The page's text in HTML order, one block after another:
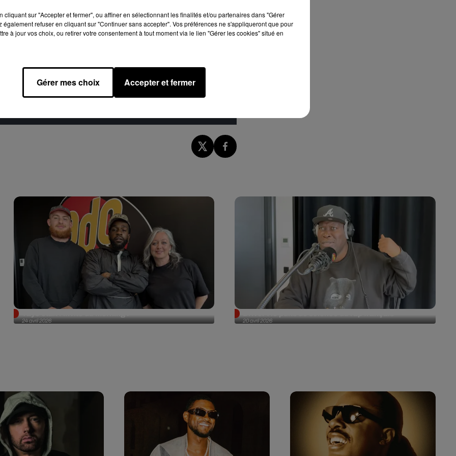
de France. L’occasion pour ADO de prolonger l’effet The
vivez l’expérience
The Weeknd, en programmation spécial sur
cookies que vous avez exprimé. Si vous souhaitez l'afficher,
en cliquant sur le bouton ci-dessous.
24 avril 2026 20 avril 2026
cliquant sur "Accepter et fermer", ou affiner en sélectionnant les finalités et/ou partenaires dans "Gérer
également refuser en cliquant sur "Continuer sans accepter". Vos préférences ne s'appliqueront que pour
à jour vos choix, ou retirer votre consentement à tout moment via le lien "Gérer les cookies" situé en
Gérer mes choix Accepter et fermer